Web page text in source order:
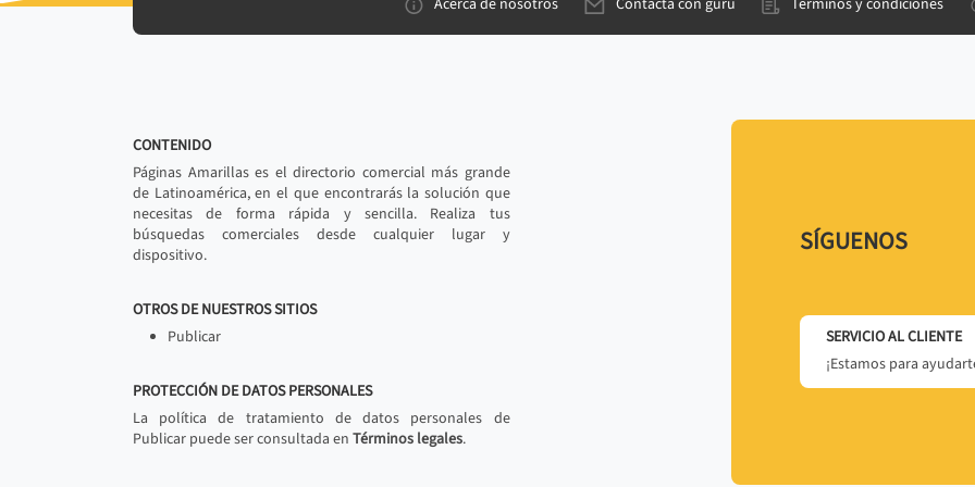
Acerca de nosotros Contacta con gurú Términos y condiciones
CONTENIDO
Páginas Amarillas es el directorio comercial más grande
de Latinoamérica, en el que encontrarás la solución que
necesitas de forma rápida y sencilla. Realiza tus
búsquedas comerciales desde cualquier lugar y
dispositivo.
OTROS DE NUESTROS SITIOS
Publicar
PROTECCIÓN DE DATOS PERSONALES
La política de tratamiento de datos personales de
Publicar puede ser consultada en Términos legales.
SÍGUENOS
SERVICIO AL CLIENTE
¡Estamos para